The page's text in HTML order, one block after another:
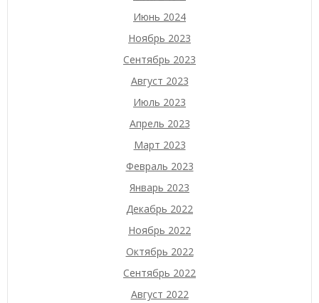
Июнь 2024
Ноябрь 2023
Сентябрь 2023
Август 2023
Июль 2023
Апрель 2023
Март 2023
Февраль 2023
Январь 2023
Декабрь 2022
Ноябрь 2022
Октябрь 2022
Сентябрь 2022
Август 2022